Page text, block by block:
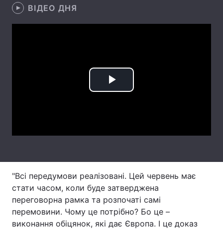
Інтерв'ю
Тема оформлення
ВІДЕО ДНЯ
Play
"Всі передумови реалізовані. Цей червень має
стати часом, коли буде затверджена
переговорна рамка та розпочаті самі
перемовини. Чому це потрібно? Бо це –
виконання обіцянок, які дає Європа. І це доказ